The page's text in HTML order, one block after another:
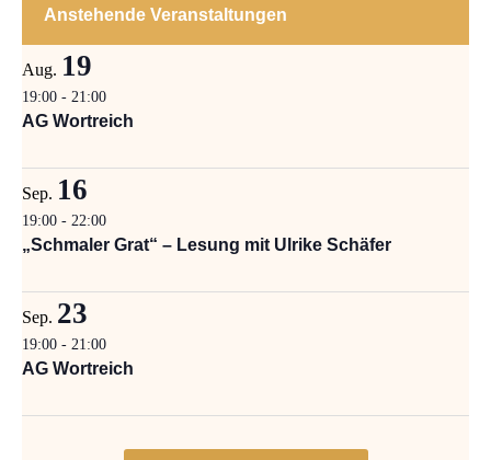
Anstehende Veranstaltungen
Aug. 19
19:00 - 21:00
AG Wortreich
Sep. 16
19:00 - 22:00
„Schmaler Grat“ – Lesung mit Ulrike Schäfer
Sep. 23
19:00 - 21:00
AG Wortreich